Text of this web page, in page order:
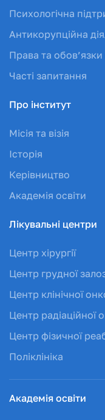
Психологічна
Антикорупційна
Права та обов’язки
Часті запитання
Про інститут
Місія та візія
Історія
Керівництво
Академія освіти
Лікувальні центри
Центр хірургії
Центр грудної
Центр клінічної
Центр радіаційної
Центр фізичної
Поліклініка
Академія освіти